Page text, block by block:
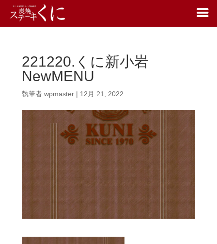
221220.くに新小岩
NewMENU
執筆者 wpmaster| 12月 21, 2022